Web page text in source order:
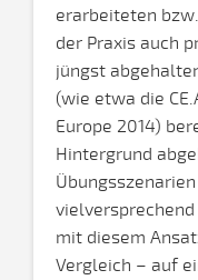
erarbeiteten
der Praxis auch
jüngst
(wie etwa die
Europe 2014)
Hintergrund
mit diesem
Vergleich – auf